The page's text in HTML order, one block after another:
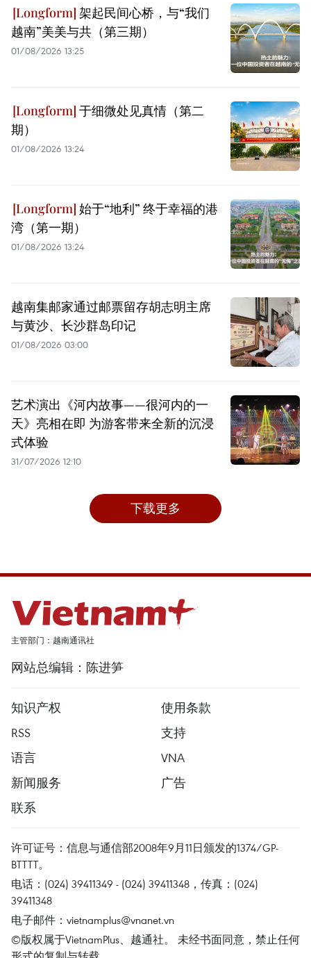
架起民间心桥，与“我们
越南”美美与共（第三期）
01/08/2026 13:25
于细微处见真情（第二
期）
01/08/2026 13:24
始于“地利” 终于幸福的港
湾（第一期）
01/08/2026 13:24
越南集邮家通过邮票留存胡志明主席
与黄沙、长沙群岛印记
01/08/2026 03:00
艺术演出《河内故事——很河内的一
天》亮相在即 为游客带来全新的沉浸
式体验
31/07/2026 12:10
下载更多
主管部门：越南通讯社
网站总编辑：陈进笋
知识产权
使用条款
RSS
支持
语言
VNA
新闻服务
广告
联系
许可证号：信息与通信部2008年9月11日颁发的1374/GP-
BTTTT。
电话：(024) 39411349 - (024) 39411348，传真：(024)
39411348
电子邮件： vietnamplus@vnanet.vn
©版权属于VietnamPlus、越通社。 未经书面同意，禁止任何